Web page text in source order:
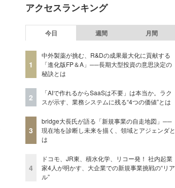
アクセスランキング
今日 週間 月間
1
中外製薬が挑む、R&Dの成果最大化に貢献する
「進化版FP＆A」──長期大型投資の意思決定の
秘訣とは
2
「AIで作れるからSaaSは不要」は本当か。ラク
スが示す、業務システムに残る“4つの価値”とは
3
bridge大長氏が語る「新規事業の自走地図」──
現在地を診断し未来を描く、領域とアジェンダと
は
4
ドコモ、JR東、積水化学、リコー発！ 社内起業
家4人が明かす、大企業での新規事業挑戦の“リア
ル”